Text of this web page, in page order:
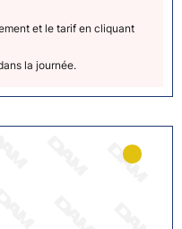
et le tarif en cliquant
la journée.